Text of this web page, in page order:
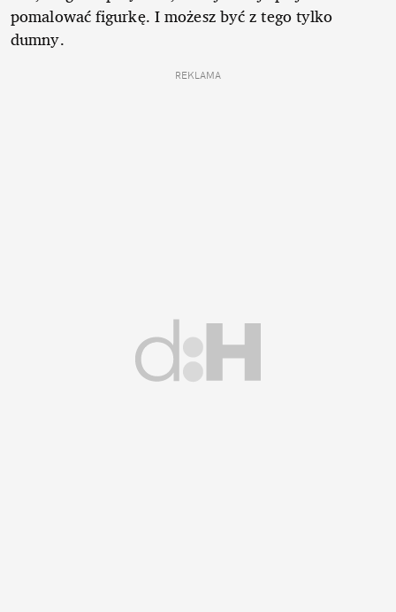
pomalować figurkę. I możesz być z tego tylko
dumny.
REKLAMA